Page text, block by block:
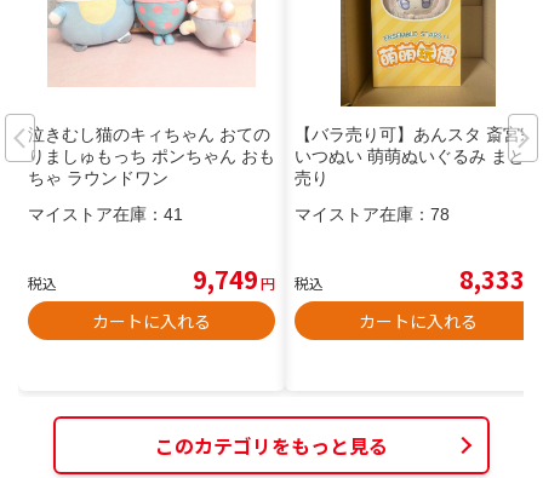
泣きむし猫のキィちゃん おての
りましゅもっち ポンちゃん おも
ちゃ ラウンドワン
マイストア在庫： 41
税込 9,749円
カートに入れる
【バラ売り可】あんスタ 斎宮宗
いつぬい 萌萌ぬいぐるみ まとめ
売り
マイストア在庫： 78
税込 8,333
カートに入れる
このカテゴリをもっと見る